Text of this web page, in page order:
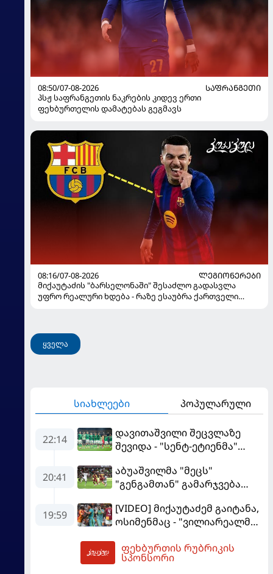
08:50/07-08-2026
ᲡᲐᲤᲠᲐᲜᲒᲔᲗᲘ
პსჟ საფრანგეთის ნაკრების კიდევ ერთი
ფეხბურთელის დამატებას გეგმავს
08:16/07-08-2026
ᲚᲔᲒᲘᲝᲜᲔᲠᲔᲑᲘ
მიქაუტაძის "ბარსელონაში" შესაძლო გადასვლა
უფრო რეალური ხდება - რაზე ესაუბრა ქართველი
ყველა
სიახლეები პოპულარული
22:14
დავითაშვილი შეცვლაზე
შევიდა - "სენტ-ეტიენმა"
20:41
აბუაშვილმა "მეცს"
"გენგამთან" გამარჯვება
19:59
[VIDEO] მიქაუტაძემ გაიტანა,
ოსიმენმაც - "ვილიარეალმა"
"გალათასარაის" მოუგო
ფეხბურთის რუბრიკის
სპონსორი